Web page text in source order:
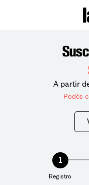
A partir
Podés
1
Registro